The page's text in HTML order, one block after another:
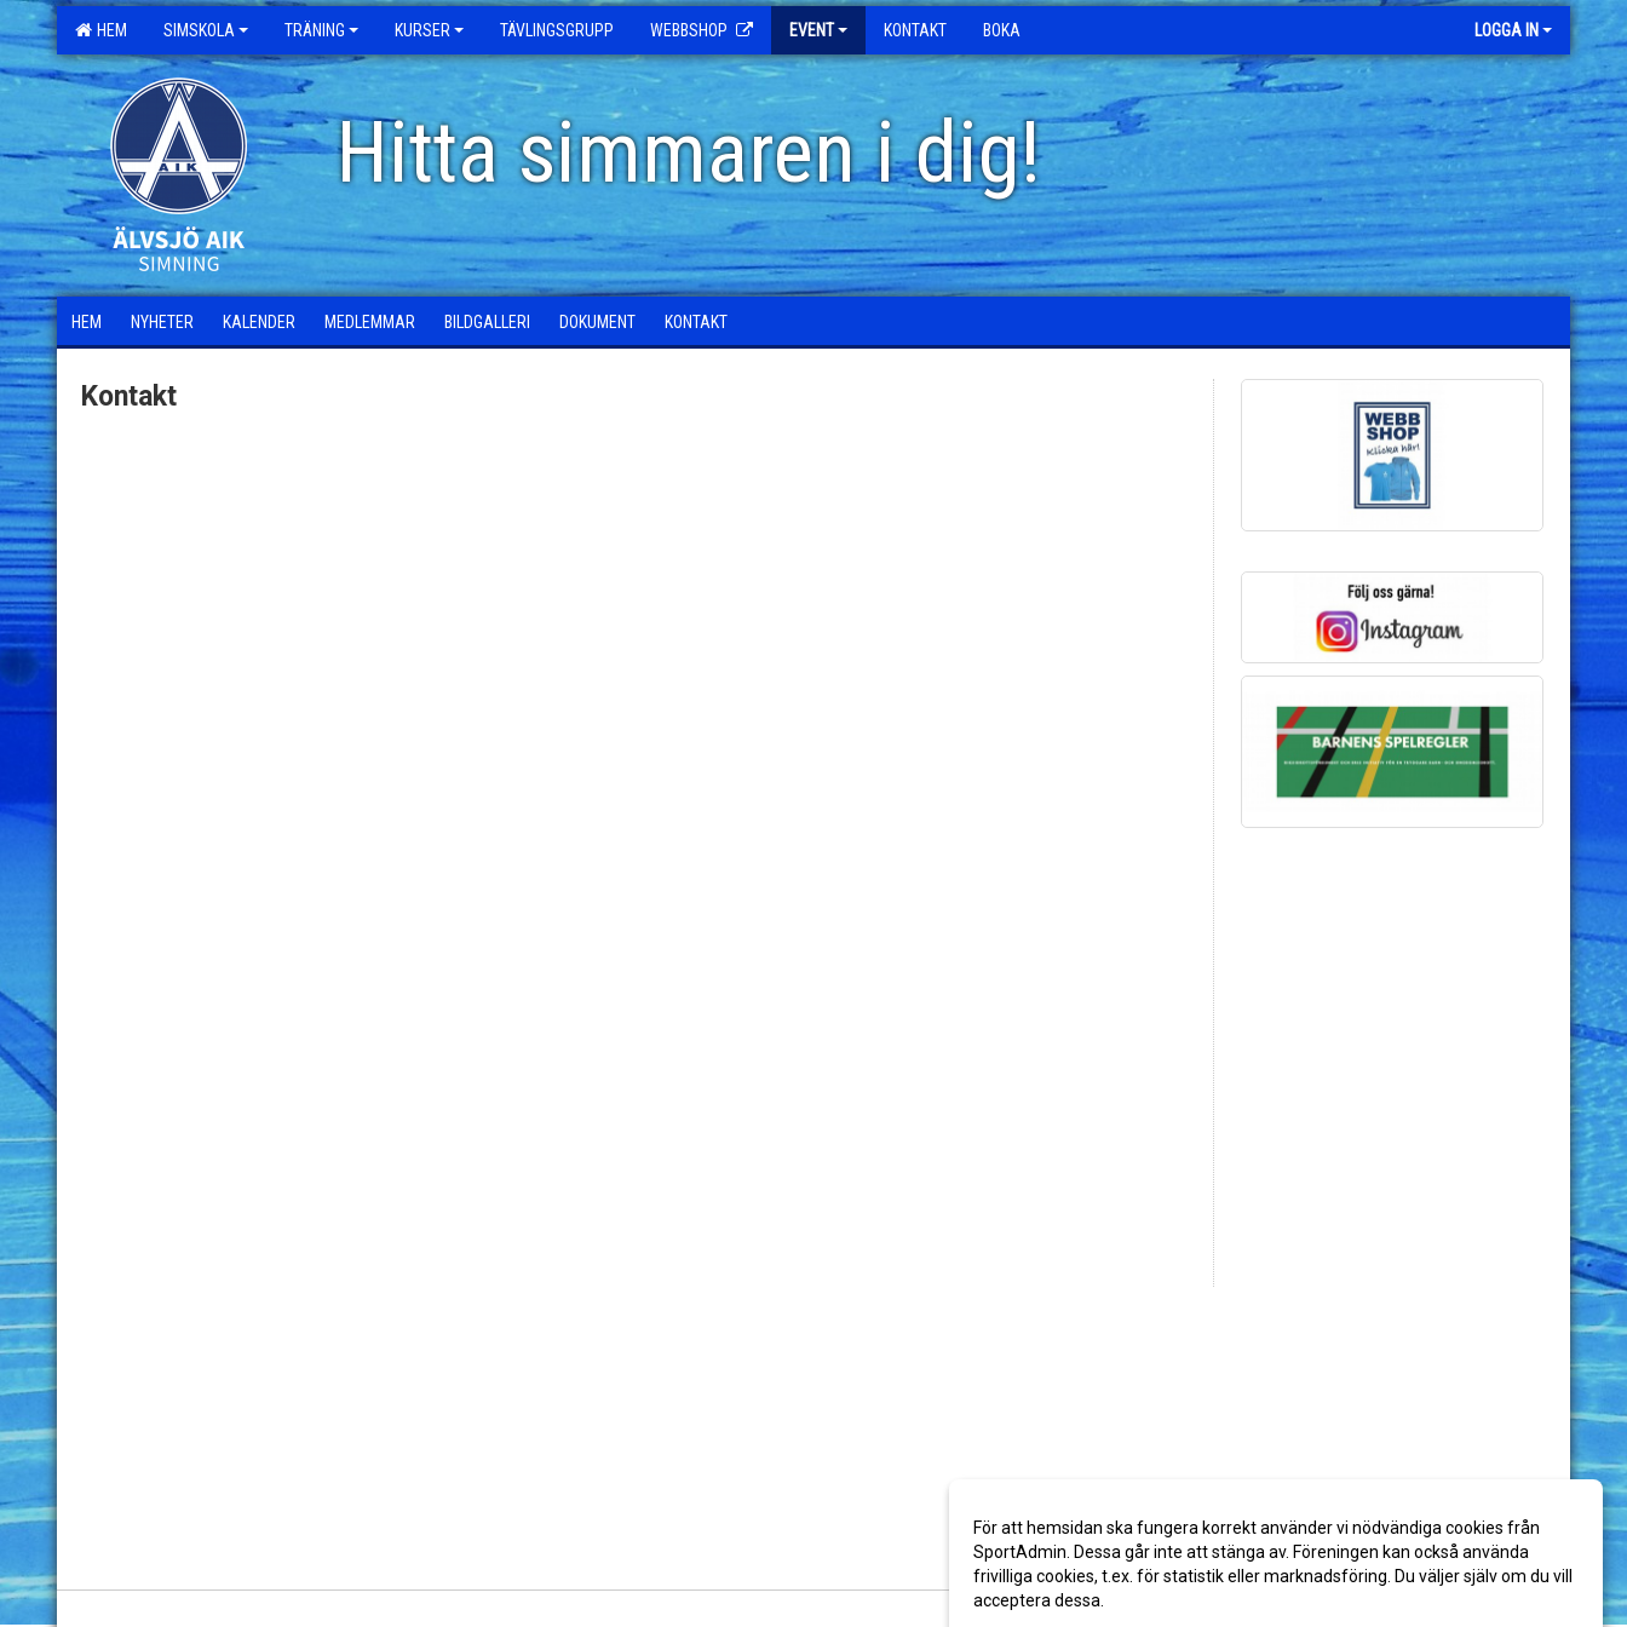
HEM SIMSKOLA TRÄNING KURSER TÄVLINGSGRUPP WEBBSHOP EVENT KONTAKT BOKA LOGGA IN
Hitta simmaren i dig!
HEM NYHETER KALENDER MEDLEMMAR BILDGALLERI DOKUMENT KONTAKT
Kontakt
För att hemsidan ska fungera korrekt använder vi nödvändiga cookies från
SportAdmin. Dessa går inte att stänga av. Föreningen kan också använda
frivilliga cookies, t.ex. för statistik eller marknadsföring. Du väljer själv om du vill
acceptera dessa.